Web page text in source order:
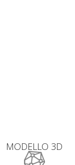
MODELLO 3D